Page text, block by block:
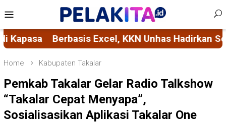
to
content
Menu
Unhas Hadirkan Solusi Pembukuan Transparan
Home Kabupaten Takalar
Pemkab Takalar Gelar Radio Talkshow
“Takalar Cepat Menyapa”,
Sosialisasikan Aplikasi Takalar One